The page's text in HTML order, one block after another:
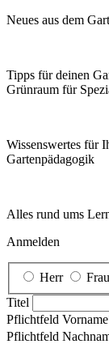
Neues aus dem
Tipps für deinen
Grünraum für
Wissenswertes für
Garten­pädagogik
Alles rund ums
Anmelden
Herr Frau
Titel
Pflichtfeld Vorname
Pflichtfeld